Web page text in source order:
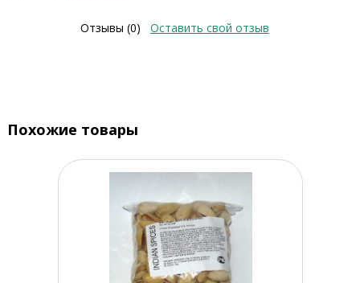
Отзывы (0) Оставить свой отзыв
Похожие товары